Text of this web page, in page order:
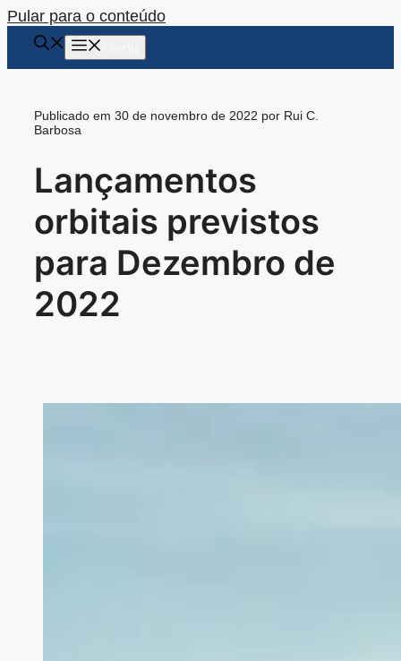
Pular para o conteúdo
Publicado em 30 de novembro de 2022 por Rui C.
Barbosa
Lançamentos
orbitais previstos
para Dezembro de
2022